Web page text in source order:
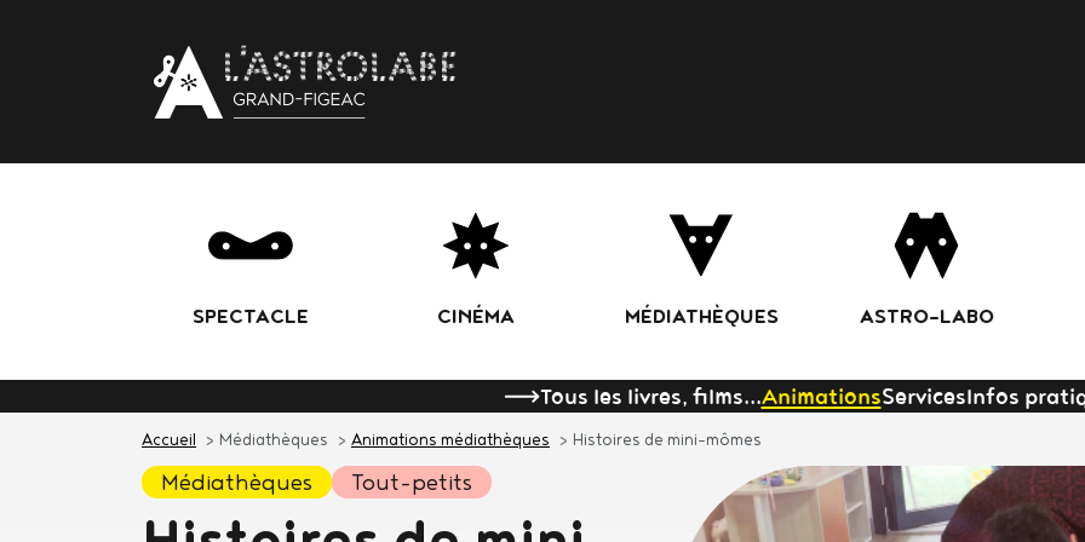
Body
SPECTACLE CINÉMA MÉDIATHÈQUES ASTRO-LABO
Tous les livres, films...AnimationsServicesInfos
Accueil Médiathèques Animations médiathèques Histoires de mini-mômes
médiathèques tout-petits